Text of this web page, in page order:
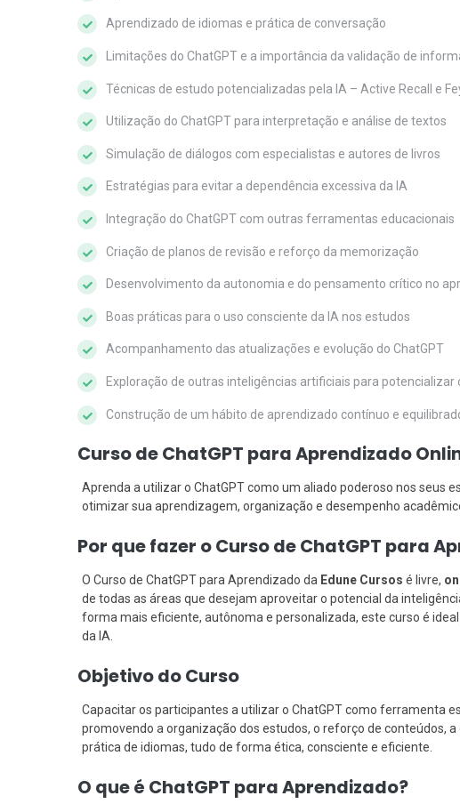
Aprendizado de idiomas e prática de conversação
Limitações do ChatGPT e a importância da validação de
Técnicas de estudo potencializadas pela IA – Active Recall e
Utilização do ChatGPT para interpretação e análise de textos
Simulação de diálogos com especialistas e autores de livros
Estratégias para evitar a dependência excessiva da IA
Integração do ChatGPT com outras ferramentas educacionais
Criação de planos de revisão e reforço da memorização
Desenvolvimento da autonomia e do pensamento crítico no
Boas práticas para o uso consciente da IA nos estudos
Acompanhamento das atualizações e evolução do ChatGPT
Exploração de outras inteligências artificiais para potencializar
Construção de um hábito de aprendizado contínuo e
Curso de ChatGPT para Aprendizado
Aprenda a utilizar o ChatGPT como um aliado poderoso nos seus
otimizar sua aprendizagem, organização e desempenho
Por que fazer o Curso de ChatGPT para
O Curso de ChatGPT para Aprendizado da Edune Cursos é livre,
de todas as áreas que desejam aproveitar o potencial da
forma mais eficiente, autônoma e personalizada, este curso é
da IA.
Objetivo do Curso
Capacitar os participantes a utilizar o ChatGPT como ferramenta
promovendo a organização dos estudos, o reforço de conteúdos,
prática de idiomas, tudo de forma ética, consciente e eficiente.
O que é ChatGPT para Aprendizado?